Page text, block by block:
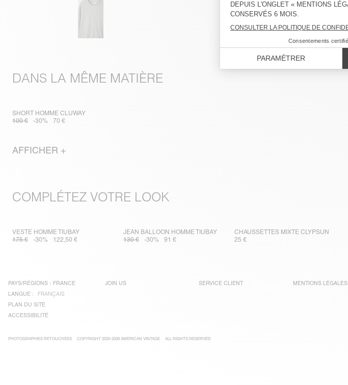
DANS LA MÊME MATIÈRE
SHORT HOMME CLUWAY
100 €
-30% 70 €
AFFICHER +
COMPLÉTEZ VOTRE LOOK
VESTE HOMME TIUBAY
175 €
-30% 122,50 €
JEAN BALLOON HOMME TIUBAY
130 €
-30% 91 €
CHAUSSETTES MIXTE CLYPSUN
25 €
PAYS/RÉGIONS : FRANCE
LANGUE :
FRANÇAIS
PLAN DU SITE
ACCESSIBILITÉ
JOIN US SERVICE CLIENT MENTIONS LÉGALES
PHOTOGRAPHIES RETOUCHÉES COPYRIGHT 2025-2026 AMERICAN VINTAGE ALL RIGHTS RESERVED